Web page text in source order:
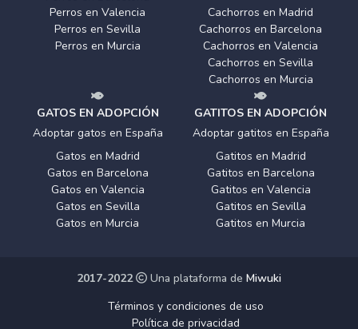
Perros en Valencia
Perros en Sevilla
Perros en Murcia
Cachorros en Madrid
Cachorros en Barcelona
Cachorros en Valencia
Cachorros en Sevilla
Cachorros en Murcia
GATOS EN ADOPCIÓN
Adoptar gatos en España
Gatos en Madrid
Gatos en Barcelona
Gatos en Valencia
Gatos en Sevilla
Gatos en Murcia
GATITOS EN ADOPCIÓN
Adoptar gatitos en España
Gatitos en Madrid
Gatitos en Barcelona
Gatitos en Valencia
Gatitos en Sevilla
Gatitos en Murcia
2017-2022 Una plataforma de Miwuki
Términos y condiciones de uso
Política de privacidad